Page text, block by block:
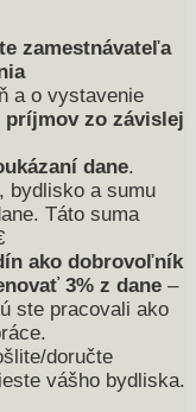
zamestnávateľa
a o vystavenie
príjmov zo závislej
dane.
bydlisko a sumu
Táto suma
ako dobrovoľník
3% z dane –
ste pracovali ako
doručte
vášho bydliska.